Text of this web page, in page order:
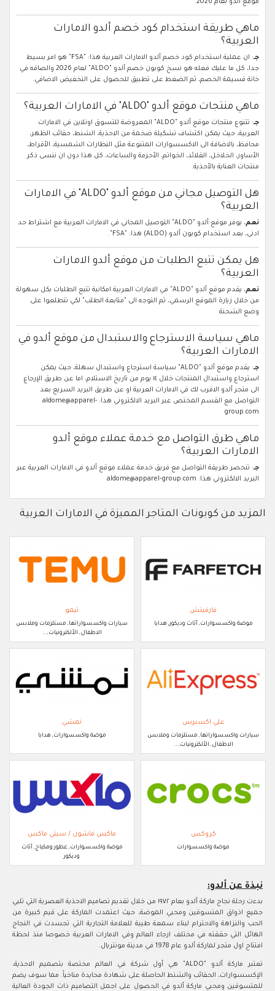
موقع ألدو لعام 2026.
ماهي طريقة استخدام كود خصم ألدو الامارات
العربية؟
جـ
: ان عملية استخدام كود خصم ألدو الامارات العربية هذا: "FSA" هو امر بسيط
جدا، كل ما عليك فعله هو نسخ كوبون خصم ألدو "ALDO" لعام 2026 والصاقه في
خانة قسيمة الخصم، ثم الضغط على تطبيق للحصول على التخفيض الاضافي.
ماهي منتجات موقع ألدو "ALDO" في الامارات العربية؟
جـ
: تتنوع منتجات موقع ألدو "ALDO" المعروضة للتسوق اونلاين في الامارات
العربية، حيث يمكن اكتشاف تشكيلة ضخمة من الاحذية، الشنط، حقائب الظهر،
محافظ، بالاضافة الى الاكسسوارات المتنوعة مثل النظارات الشمسية، الأقراط،
الأساور، الخلاخل، القلائد، الخواتم، الأحزمة والساعات، كل هذا دون ان ننسى ذكر
منتجات العناية بالأحذية.
هل التوصيل مجاني من موقع ألدو "ALDO" في الامارات
العربية؟
نعم
، يوفر موقع ألدو "ALDO" التوصيل المجاني في الامارات العربية مع اشتراط حد
ادنى، بعد استخدام كوبون ألدو (ALDO) هذا: "FSA".
هل يمكن تتبع الطلبات من موقع ألدو الامارات
العربية؟
نعم
، يقدم موقع ألدو "ALDO" في الامارات العربية امكانية تتبع الطلبات بكل سهولة
من خلال زيارة الموقع الرسمي، ثم التوجه الى "متابعة الطلب" لكي تتطلعوا على
وضع الشحنة
ماهي سياسة الاسترجاع والاستبدال من موقع ألدو في
الامارات العربية؟
جـ
: يقدم موقع ألدو "ALDO" سياسة استرجاع واستبدال سهلة، حيث يمكن
استرجاع واستبدال المنتجات خلال ١٤ يوم من تاريخ الاستلام، اما عن طريق الإرجاع
الى متجر ألدو الاقرب لك في الامارات العربية او عن طريق البريد السريع بعد
التواصل مع القسم المختص عبر البريد الالكتروني هذا: aldome@apparel-
group.com
ماهي طرق التواصل مع خدمة عملاء موقع ألدو
الامارات العربية؟
جـ: تنحصر طريقة التواصل مع فريق خدمة عملاء موقع ألدو في الامارات العربية عبر
البريد الالكتروني هذا: aldome@apparel-group.com
المزيد من كوبونات المتاجر المميزة في الامارات العربية
فارفيتش
موضة واكسسوارات, أثاث وديكور, هدايا
تيمو
سيارات واكسسواراتها, مستلزمات وملابس
الاطفال, الألكترونيات, ..
علي اكسبرس
سيارات واكسسواراتها, مستلزمات وملابس
الاطفال, الألكترونيات, ..
نمشي
موضة واكسسوارات, هدايا
كروكس
موضة واكسسوارات
ماكس فاشون / سيتي ماكس
موضة واكسسوارات, عطور ومكياج, أثاث
وديكور
نبذة عن ألدو:
بدءت رحلة نجاح ماركة ألدو بعام ١٩٧٢ من خلال تقديم تصاميم الاحذية العصرية التي تلبي
جميع اذواق المتسوقين ومحبي الموضة، حيث اعتمدت الماركة على قيم كبيرة من
الحب والنزاهة والاحترام لبناء سمعة طيبة للعلامة التجارية التي تجسدت في النجاح
الهائل التي حققته في مختلف ارجاء العالم وفي الامارات العربية خصوصا منذ لحظة
افتتاح اول متجر لماركة ألدو عام 1978 في مدينة مونتريال.
تعتبر ماركة ألدو "ALDO" هي أول شركة في العالم مختصة بتصميم الاحذية،
الإكسسوارات، الحقائب والشنط الحاصلة على شهادة محايدة مناخياً. مما سوف يضم
للمتسوقين ومحبي ماركة ألدو في الحصول على اجمل التصاميم ذات الجودة العالية